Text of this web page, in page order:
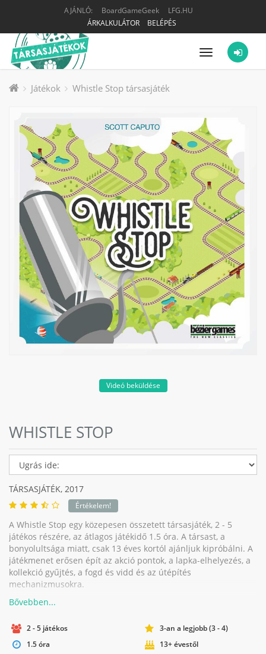
AJÁNLÓ: BoardGameGeek
LFG.HU
ÁRKALKULÁTOR
BELÉPÉS
Menü
Játékok Whistle Stop társasjáték
Videó beküldése
WHISTLE STOP
TÁRSASJÁTÉK, 2017
Értékelem!
A Whistle Stop egy közepesen összetett társasjáték, 2 - 5
játékos részére, az átlagos játékidő 1.5 óra. A társast, a
bonyolultsága miatt, csak 13 éves kortól ajánljuk kipróbálni. A
játékmenet erősen épít az akció pontok, a lapka-elhelyezés, a
kollekció gyűjtés, a fogd és vidd és az útépítés
mechanizmusokra.
2 - 5 játékos
3-an a legjobb (3 - 4)
1.5 óra
13+ évestől